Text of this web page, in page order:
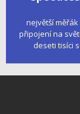
největší
připojení na
deseti tisíci